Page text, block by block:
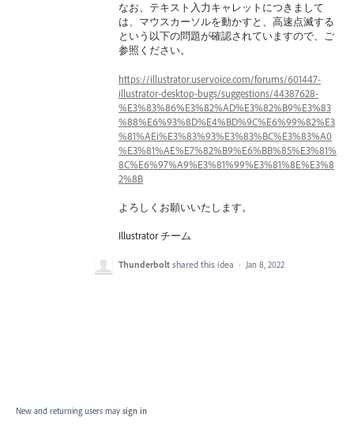
なお、テキスト入力キャレットにつきまして
は、マウスカーソルを動かすと、高速点滅する
という以下の問題が確認されていますので、ご
参照ください。
https://illustrator.uservoice.com/forums/601447-
illustrator-desktop-bugs/suggestions/44387628-
%E3%83%86%E3%82%AD%E3%82%B9%E3%83
%88%E6%93%8D%E4%BD%9C%E6%99%82%E3
%81%AEi%E3%83%93%E3%83%BC%E3%83%A0
%E3%81%AE%E7%82%B9%E6%BB%85%E3%81%
8C%E6%97%A9%E3%81%99%E3%81%8E%E3%8
2%8B
よろしくお願いいたします。
Illustrator チーム
Thunderbolt shared this idea · Jan 8, 2022
New and returning users may sign in